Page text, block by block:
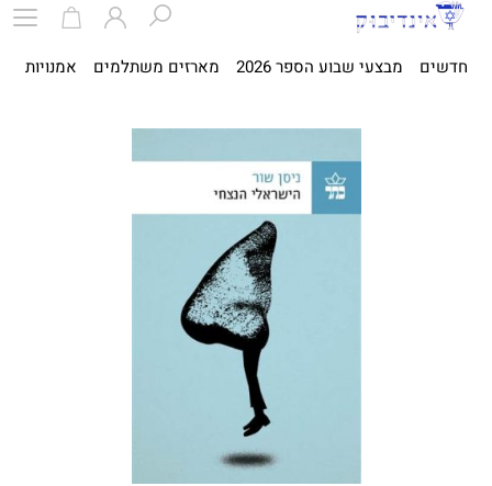
חדשים מבצעי שבוע הספר 2026 מארזים משתלמים אמנויות